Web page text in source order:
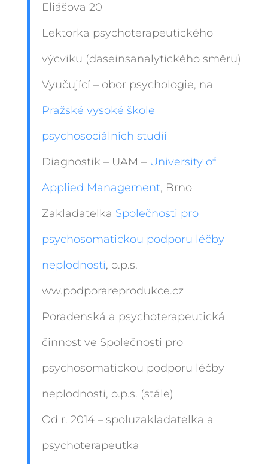
Eliášova 20
Lektorka psychoterapeutického
výcviku (daseinsanalytického směru)
Vyučující – obor psychologie, na
Pražské vysoké škole
psychosociálních studií
Diagnostik – UAM – University of
Applied Management, Brno
Zakladatelka Společnosti pro
psychosomatickou podporu léčby
neplodnosti, o.p.s.
ww.podporareprodukce.cz
Poradenská a psychoterapeutická
činnost ve Společnosti pro
psychosomatickou podporu léčby
neplodnosti, o.p.s. (stále)
Od r. 2014 – spoluzakladatelka a
psychoterapeutka